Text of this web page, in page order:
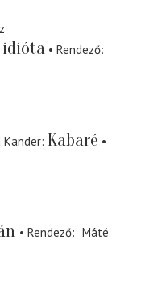
idióta
Rendező
Kander Kabaré
Rendező
Máté